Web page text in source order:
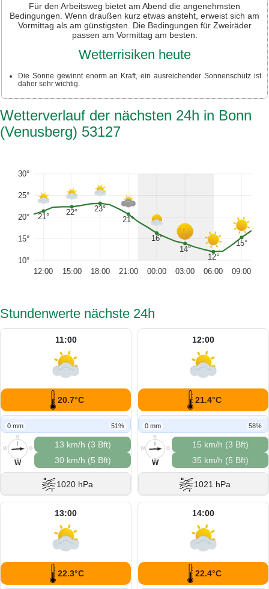
Für den Arbeitsweg bietet am Abend die angenehmsten
Bedingungen. Wenn draußen kurz etwas ansteht, erweist sich am
Vormittag als am günstigsten. Die Bedingungen für Zweiräder
passen am Vormittag am besten.
Wetterrisiken heute
Die Sonne gewinnt enorm an Kraft, ein ausreichender Sonnenschutz ist
daher sehr wichtig.
Wetterverlauf der nächsten 24h in Bonn
(Venusberg) 53127
10°
15°
20°
25°
30°
21° 22°
23°
21°
16°
14°
12°
15°
12:00 15:00 18:00 21:00 00:00 03:00 06:00 09:00
Stundenwerte nächste 24h
11:00
20.7°C
0 mm 51%
N
O
S
W
W
13 km/h (3 Bft)
30 km/h (5 Bft)
1020 hPa
12:00
21.4°C
0 mm 58%
N
O
S
W
W
15 km/h (3 Bft)
35 km/h (5 Bft)
1021 hPa
13:00
22.3°C
14:00
22.4°C